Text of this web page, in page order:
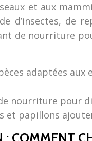
et aux
d’insectes, de
de nourriture
adaptées
nourriture pour
papillons
: COMMENT